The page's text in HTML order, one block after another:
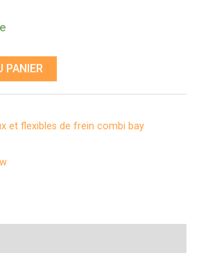
PANIER
et flexibles de frein combi bay